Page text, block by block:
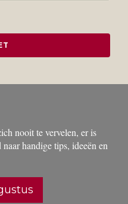
nooit te vervelen, er is
handige tips, ideeën en